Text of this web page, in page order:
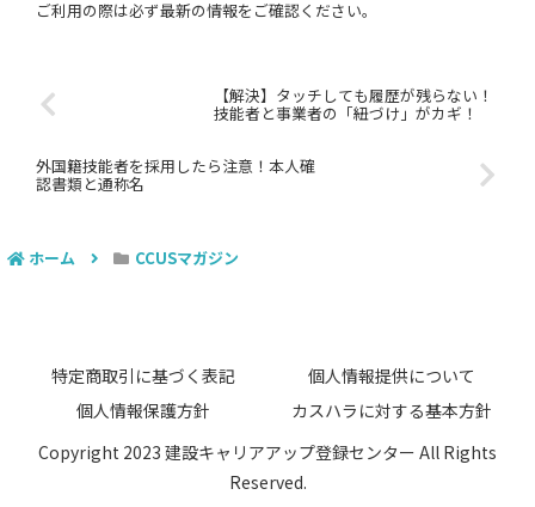
ご利用の際は必ず最新の情報をご確認ください。
【解決】タッチしても履歴が残らない！
技能者と事業者の「紐づけ」がカギ！
外国籍技能者を採用したら注意！本人確
認書類と通称名
ホーム CCUSマガジン
特定商取引に基づく表記
個人情報提供について
個人情報保護方針
カスハラに対する基本方針
Copyright 2023 建設キャリアアップ登録センター All Rights
Reserved.